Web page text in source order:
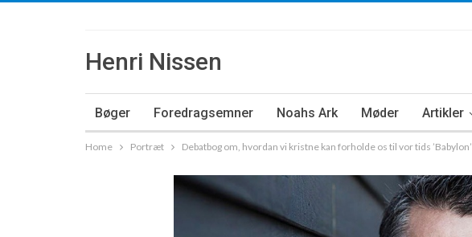
Henri Nissen
Bøger Foredragsemner Noahs Ark Møder Artikler
Home Portræt Debatbog om, hvordan vi kristne kan forholde os til vor tids ’Babylon’